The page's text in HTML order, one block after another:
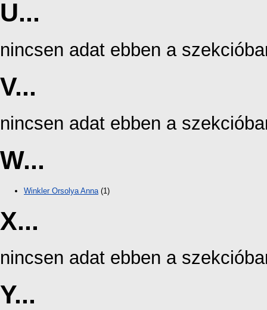
U...
nincsen adat ebben a
V...
nincsen adat ebben a
W...
Winkler Orsolya Anna(1)
X...
nincsen adat ebben a
Y...